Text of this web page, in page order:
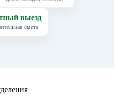
выезд
смета